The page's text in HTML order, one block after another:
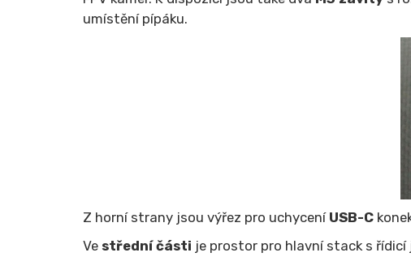
umístění pípáku.
Z horní strany jsou výřez pro uchycení USB-C
Ve střední části je prostor pro hlavní stack s